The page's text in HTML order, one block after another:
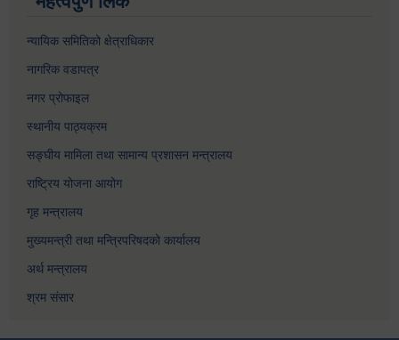
न्यायिक समितिको क्षेत्राधिकार
नागरिक वडापत्र
नगर प्रोफाइल
स्थानीय पाठ्यक्रम
सङ्घीय मामिला तथा सामान्य प्रशासन मन्त्रालय
राष्ट्रिय योजना आयोग
गृह मन्त्रालय
मुख्यमन्त्री तथा मन्त्रिपरिषदको कार्यालय
अर्थ मन्त्रालय
श्रम संसार